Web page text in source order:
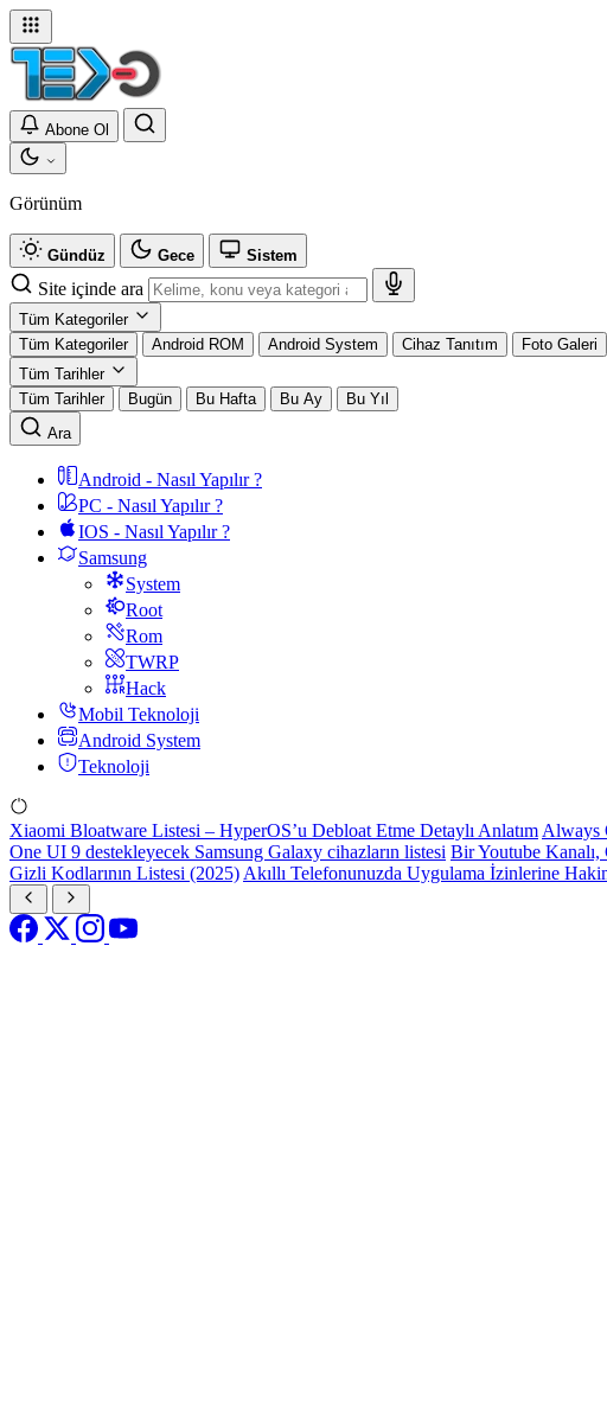
Abone Ol
Görünüm
Gündüz Gece Sistem
Site içinde ara
Tüm Kategoriler
Tüm Kategoriler
Android ROM Android System Cihaz Tanıtım Foto Galeri
Tüm Tarihler
Tüm Tarihler
Bugün Bu Hafta Bu Ay
Bu Yıl
Ara
Android - Nasıl Yapılır ?
PC - Nasıl Yapılır ?
IOS - Nasıl Yapılır ?
Samsung
System
Root
Rom
TWRP
Hack
Mobil Teknoloji
Android System
Teknoloji
Xiaomi Bloatware Listesi – HyperOS’u Debloat Etme Detaylı Anlatım Always
One UI 9 destekleyecek Samsung Galaxy cihazların listesi Bir Youtube Kanalı,
Gizli Kodlarının Listesi (2025) Akıllı Telefonunuzda Uygulama İzinlerine